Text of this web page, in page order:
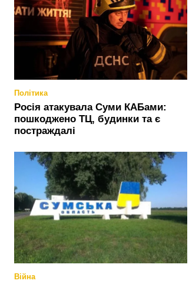
Політика
Росія атакувала Суми КАБами:
пошкоджено ТЦ, будинки та є
постраждалі
Війна